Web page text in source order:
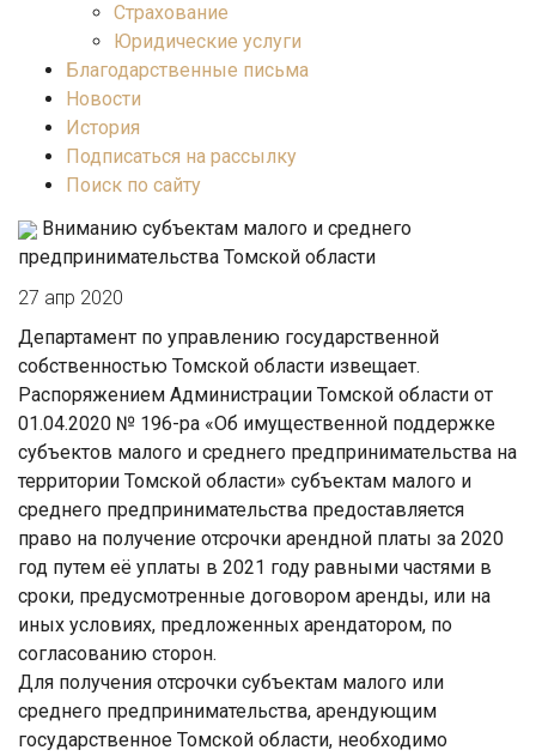
Страхование
Юридические услуги
Благодарственные письма
Новости
История
Подписаться на рассылку
Поиск по сайту
Вниманию субъектам малого и среднего
предпринимательства Томской области
27 апр 2020
Департамент по управлению государственной
собственностью Томской области извещает.
Распоряжением Администрации Томской области от
01.04.2020 № 196-ра «Об имущественной поддержке
субъектов малого и среднего предпринимательства на
территории Томской области» субъектам малого и
среднего предпринимательства предоставляется
право на получение отсрочки арендной платы за 2020
год путем её уплаты в 2021 году равными частями в
сроки, предусмотренные договором аренды, или на
иных условиях, предложенных арендатором, по
согласованию сторон.
Для получения отсрочки субъектам малого или
среднего предпринимательства, арендующим
государственное Томской области, необходимо